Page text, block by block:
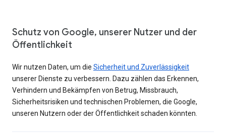
Schutz von Google, unserer Nutzer und der
Öffentlichkeit
Wir nutzen Daten, um die Sicherheit und Zuverlässigkeit
unserer Dienste zu verbessern. Dazu zählen das Erkennen,
Verhindern und Bekämpfen von Betrug, Missbrauch,
Sicherheitsrisiken und technischen Problemen, die Google,
unseren Nutzern oder der Öffentlichkeit schaden könnten.